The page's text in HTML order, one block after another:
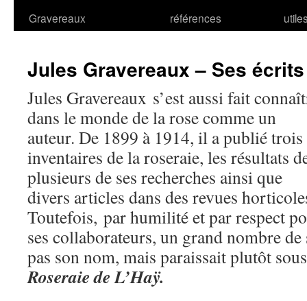
Gravereaux
références
Jules Gravereaux – Ses écrits
Jules Gravereaux s’est aussi fait
dans le monde de la rose comme un
auteur. De 1899 à 1914, il a publié trois
inventaires de la roseraie, les résultats
plusieurs de ses recherches ainsi que
divers articles dans des revues
Toutefois, par humilité et par respect
ses collaborateurs, un grand nombre
pas son nom, mais paraissait plutôt
Roseraie de L’Haÿ.